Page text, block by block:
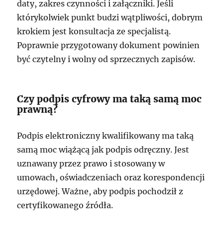
daty, zakres czynności i załączniki. Jeśli
którykolwiek punkt budzi wątpliwości, dobrym
krokiem jest konsultacja ze specjalistą.
Poprawnie przygotowany dokument powinien
być czytelny i wolny od sprzecznych zapisów.
Czy podpis cyfrowy ma taką samą moc
prawną?
Podpis elektroniczny kwalifikowany ma taką
samą moc wiążącą jak podpis odręczny. Jest
uznawany przez prawo i stosowany w
umowach, oświadczeniach oraz korespondencji
urzędowej. Ważne, aby podpis pochodził z
certyfikowanego źródła.